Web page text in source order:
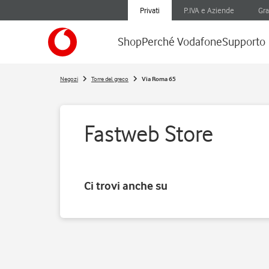
Privati P.IVA e Aziende
ShopPerché VodafoneSupporto
Negozi Torre del greco Via Roma 65
Fastweb Store
Ci trovi anche su